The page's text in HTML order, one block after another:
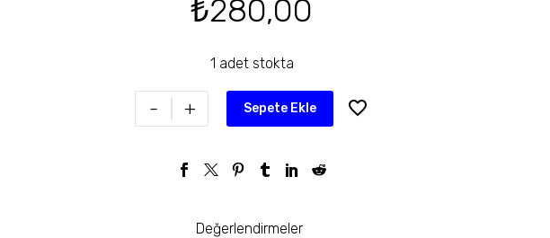
₺280,00
1 adet stokta
- + Sepete Ekle
Değerlendirmeler